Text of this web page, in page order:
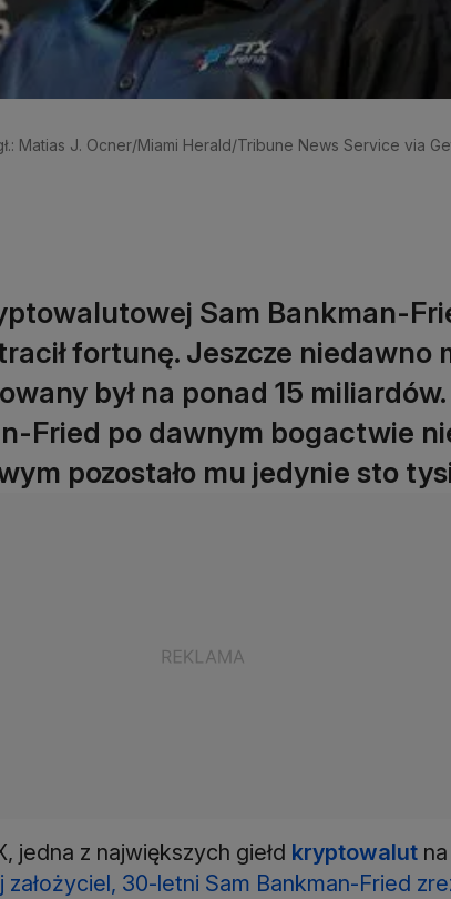
Matias J. Ocner/Miami Herald/Tribune News Service via
Sam Bankman-
fortunę. Jeszcze niedawno
był na ponad 15
Fried po dawnym bogactwie
pozostało mu jedynie sto
jedna z największych giełd kryptowalut
założyciel, 30-letni Sam Bankman-Fried